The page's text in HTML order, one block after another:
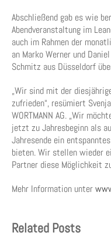
Abschließend gab es wie
Abendveranstaltung im
auch im Rahmen der
an Marko Werner und
Schmitz aus Düsseldorf
„Wir sind mit der
zufrieden“, resümiert
WORTMANN AG. „Wir
jetzt zu Jahresbeginn als
Jahresende ein
bieten. Wir stellen wieder
Partner diese Möglichkeit
Mehr Information unter
Related Posts